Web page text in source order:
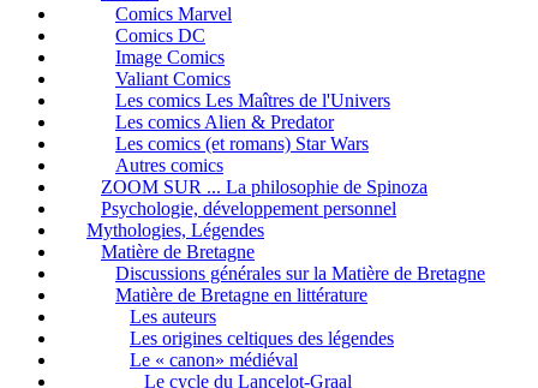
Comics Marvel
Comics DC
Image Comics
Valiant Comics
Les comics Les Maîtres de l'Univers
Les comics Alien & Predator
Les comics (et romans) Star Wars
Autres comics
ZOOM SUR ... La philosophie de Spinoza
Psychologie, développement personnel
Mythologies, Légendes
Matière de Bretagne
Discussions générales sur la Matière de Bretagne
Matière de Bretagne en littérature
Les auteurs
Les origines celtiques des légendes
Le « canon» médiéval
Le cycle du Lancelot-Graal